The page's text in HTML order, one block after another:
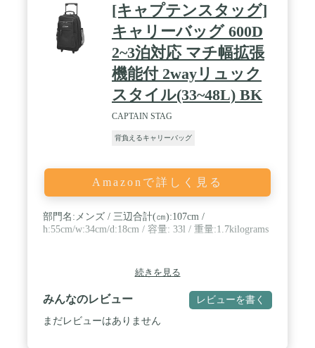
[キャプテンスタッグ]
キャリーバッグ 600D
2~3泊対応 マチ幅拡張
機能付 2wayリュック
スタイル(33~48L) BK
CAPTAIN STAG
背負えるキャリーバッグ
Amazonで詳しく見る
部門名:メンズ / 三辺合計(㎝):107cm /
h:55cm/w:34cm/d:18cm / 容量: 33l / 重量:1.7kilograms
続きを見る
みんなのレビュー レビューを書く
まだレビューはありません